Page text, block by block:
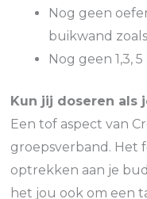
Nog geen
buikwand
Nog geen 1,3,
Kun jij doseren als
Een tof aspect van
groepsverband. Het
optrekken aan je
het jou ook om een